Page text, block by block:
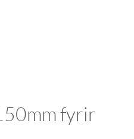
fyrir